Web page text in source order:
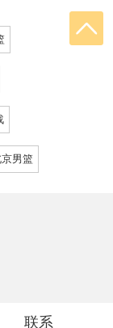
男篮
联系